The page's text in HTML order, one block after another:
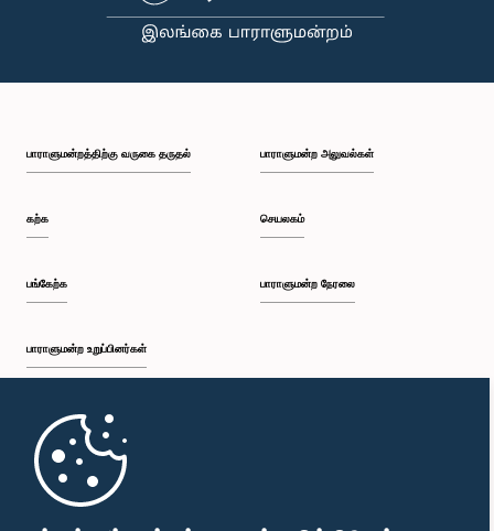
பாராளுமன்றத்திற்கு வருகை தருதல்
கற்க
பங்கேற்க
பாராளுமன்ற உறுப்பினர்கள்
முதற்பக்கம்
பாராளுமன்ற அலுவல்கள்
செயலகம்
பாராளுமன்ற நேரலை
பாராளுமன்ற கையடக்க செயலி